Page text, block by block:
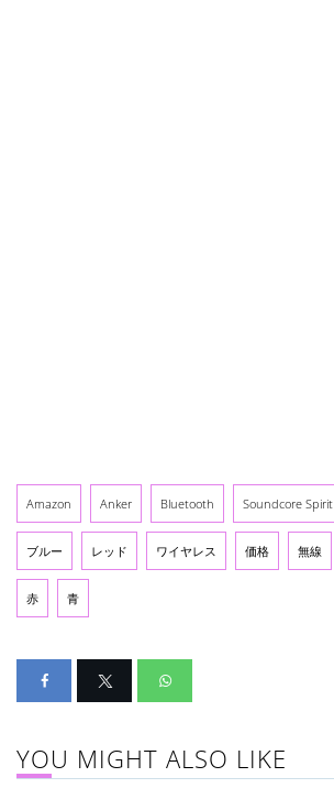
Amazon Anker Bluetooth Soundcore Spirit
ブルー レッド ワイヤレス 価格 無線
赤 青
YOU MIGHT ALSO LIKE